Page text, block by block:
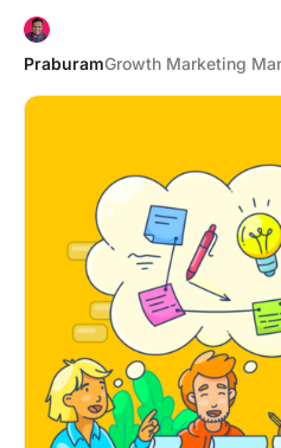
PraburamGrowth Marketing